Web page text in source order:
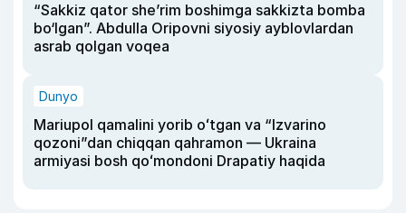
“Sakkiz qator she’rim boshimga sakkizta bomba
bo‘lgan”. Abdulla Oripovni siyosiy ayblovlardan
asrab qolgan voqea
Dunyo
Mariupol qamalini yorib oʻtgan va “Izvarino
qozoni”dan chiqqan qahramon — Ukraina
armiyasi bosh qoʻmondoni Drapatiy haqida